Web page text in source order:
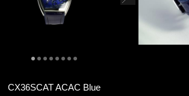
CX36SCAT ACAC Blue